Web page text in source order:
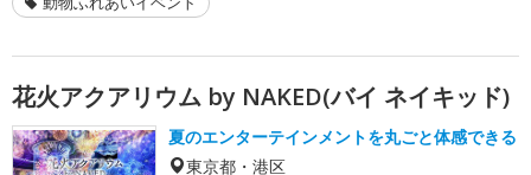
花火アクアリウム by NAKED(バイ ネイキッド)
夏のエンターテインメントを丸ごと体感できる
東京都・港区